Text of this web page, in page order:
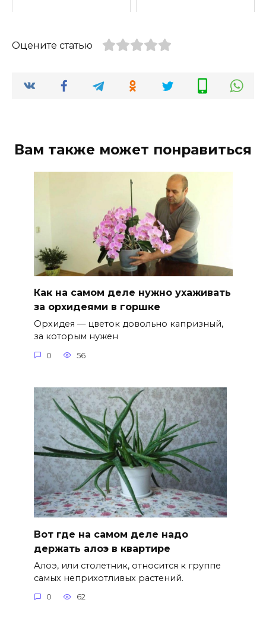
Оцените статью
Вам также может понравиться
Как на самом деле нужно ухаживать
за орхидеями в горшке
Орхидея — цветок довольно капризный,
за которым нужен
0 56
Вот где на самом деле надо
держать алоэ в квартире
Алоэ, или столетник, относится к группе
самых неприхотливых растений.
0 62